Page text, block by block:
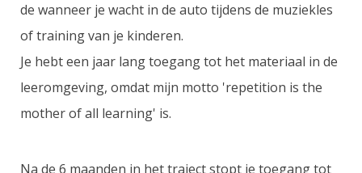
de wanneer je wacht in de auto tijdens de muziekles
of training van je kinderen.
Je hebt een jaar lang toegang tot het materiaal in de
leeromgeving, omdat mijn motto 'repetition is the
mother of all learning' is.
Na de 6 maanden in het traject stopt je toegang tot